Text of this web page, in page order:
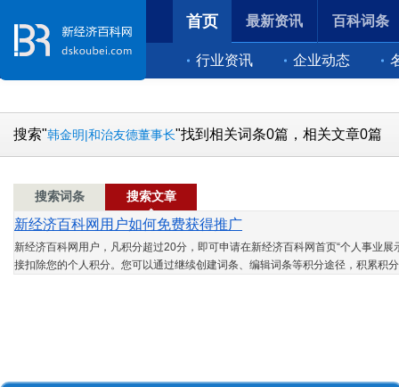
首页
行业资讯 企业动态
最新资讯 百科词条
搜索"韩金明|和治友德董事长"找到相关词条0篇，相关文章0篇
搜索词条 搜索文章
新经济百科网用户如何免费获得推广
新经济百科网用户，凡积分超过20分，即可申请在新经济百科网首页“个人事业
接扣除您的个人积分。您可以通过继续创建词条、编辑词条等积分途径，积累积